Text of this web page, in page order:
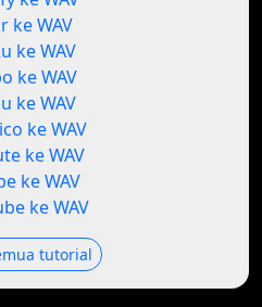
ke WAV
ke WAV
ke WAV
ke WAV
ke WAV
ke WAV
ke WAV
ke WAV
tutorial